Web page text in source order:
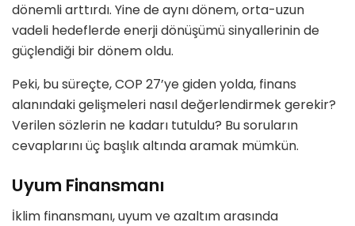
dönemli arttırdı. Yine de aynı dönem, orta-uzun
vadeli hedeflerde enerji dönüşümü sinyallerinin de
güçlendiği bir dönem oldu.
Peki, bu süreçte, COP 27’ye giden yolda, finans
alanındaki gelişmeleri nasıl değerlendirmek gerekir?
Verilen sözlerin ne kadarı tutuldu? Bu soruların
cevaplarını üç başlık altında aramak mümkün.
Uyum Finansmanı
İklim finansmanı, uyum ve azaltım arasında